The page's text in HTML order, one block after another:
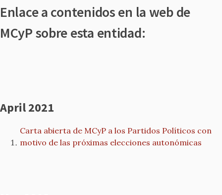
Enlace a contenidos en la web de
MCyP sobre esta entidad:
April 2021
Carta abierta de MCyP a los Partidos Políticos con
motivo de las próximas elecciones autonómicas